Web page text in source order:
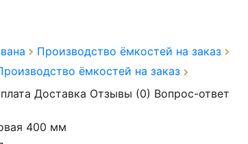
Производство ёмкостей на заказ
ёмкостей на заказ
Доставка Отзывы (0) Вопрос-ответ
400 мм